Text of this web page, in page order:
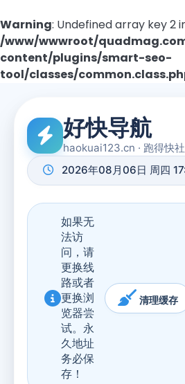
Warning: Undefined array key 2
/www/wwwroot/
content/plugins/smart-seo-
tool/classes/